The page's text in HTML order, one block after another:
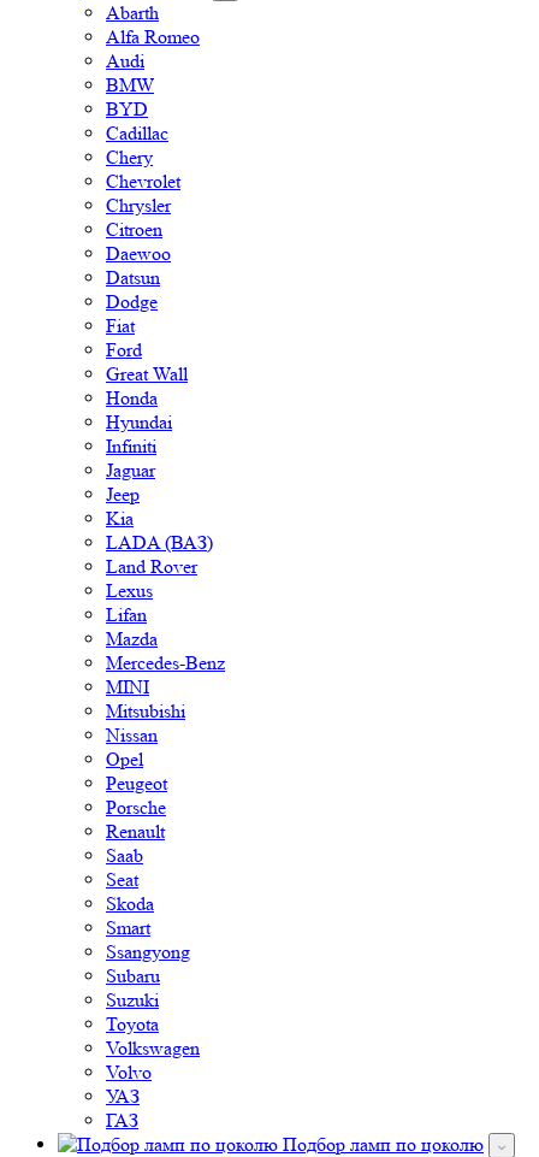
Abarth
Alfa Romeo
Audi
BMW
BYD
Cadillac
Chery
Chevrolet
Chrysler
Citroen
Daewoo
Datsun
Dodge
Fiat
Ford
Great Wall
Honda
Hyundai
Infiniti
Jaguar
Jeep
Kia
LADA (ВАЗ)
Land Rover
Lexus
Lifan
Mazda
Mercedes-Benz
MINI
Mitsubishi
Nissan
Opel
Peugeot
Porsche
Renault
Saab
Seat
Skoda
Smart
Ssangyong
Subaru
Suzuki
Toyota
Volkswagen
Volvo
УАЗ
ГАЗ
Подбор ламп по цоколю